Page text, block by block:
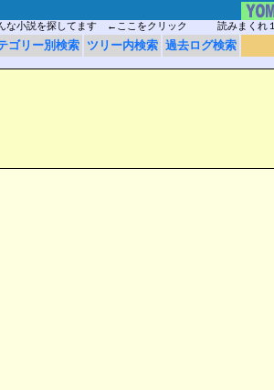
な小説を探してます ←ここをクリック
読みまくれ１
ゴリー別検索 ツリー内検索 過去ログ検索